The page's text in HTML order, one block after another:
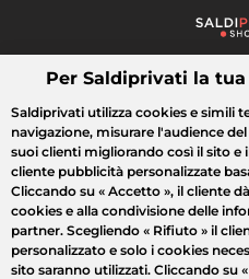
Cosa cerchi?
Tutte le vendite Moda Casa
Per Saldiprivati la
Saldiprivati utilizza cookies e simili
navigazione, misurare l'audience
suoi clienti migliorando così il sito
cliente pubblicità personalizzate
Cliccando su « Accetto », il cliente
cookies e alla condivisione delle
partner. Scegliendo « Rifiuto » il
personalizzato e solo i cookies
sito saranno utilizzati. Cliccando su